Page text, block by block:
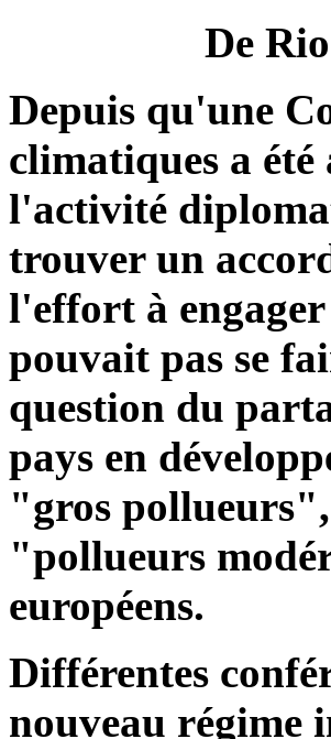
De
Depuis qu'une
climatiques a
l'activité
trouver un
l'effort à
pouvait pas se
question du
pays en
"gros pollueurs",
"pollueurs
européens.
Différentes
nouveau régime